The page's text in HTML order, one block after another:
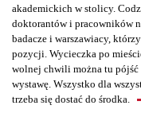
akademickich w stolicy.
doktorantów i pracowników
badacze i warszawiacy,
pozycji. Wycieczka po
wolnej chwili można tu pójść
wystawę. Wszystko dla
trzeba się dostać do środka.